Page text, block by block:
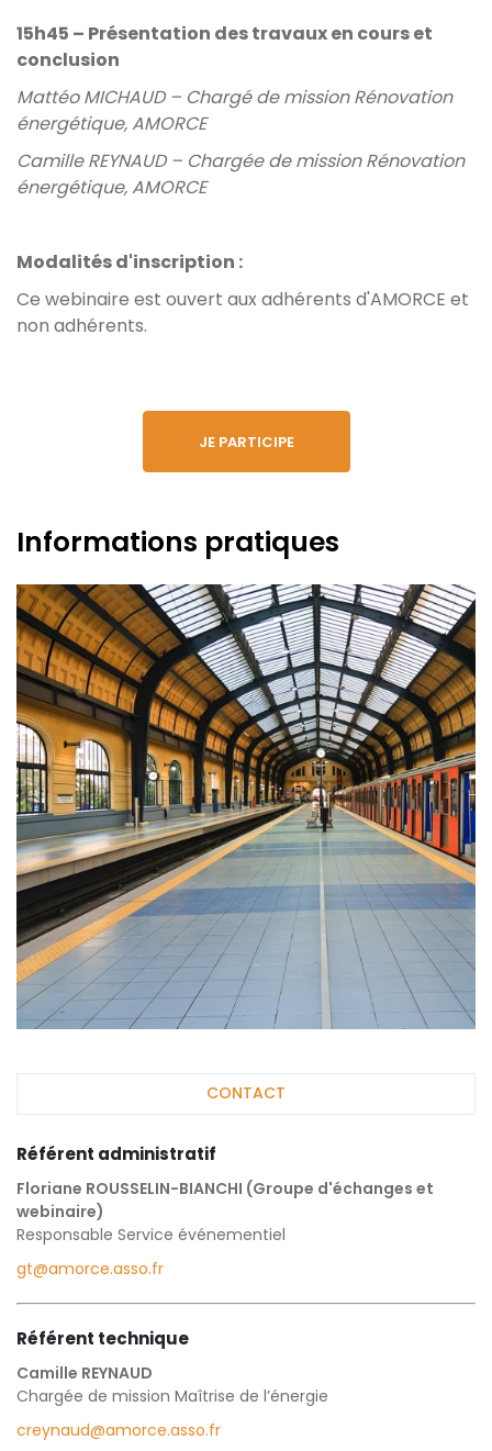
15h45 – Présentation des travaux en cours et
conclusion
Mattéo MICHAUD – Chargé de mission Rénovation
énergétique, AMORCE
Camille REYNAUD – Chargée de mission Rénovation
énergétique, AMORCE
Modalités d'inscription :
Ce webinaire est ouvert aux adhérents d'AMORCE et
non adhérents.
JE PARTICIPE
Informations pratiques
CONTACT
Référent administratif
Floriane ROUSSELIN-BIANCHI (Groupe d'échanges et
webinaire)
Responsable Service événementiel
gt@amorce.asso.fr
Référent technique
Camille REYNAUD
Chargée de mission Maîtrise de l’énergie
creynaud@amorce.asso.fr